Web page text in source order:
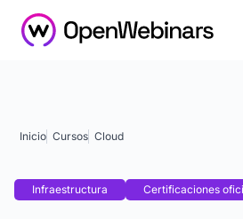
Inicio Cursos Cloud
Infraestructura Certificaciones